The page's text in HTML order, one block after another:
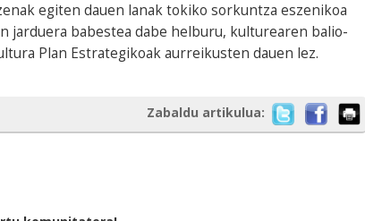
egiten dauen lanak tokiko sorkuntza eszenikoa
jarduera babestea dabe helburu, kulturearen balio-
Plan Estrategikoak aurreikusten dauen lez.
Zabaldu artikulua: